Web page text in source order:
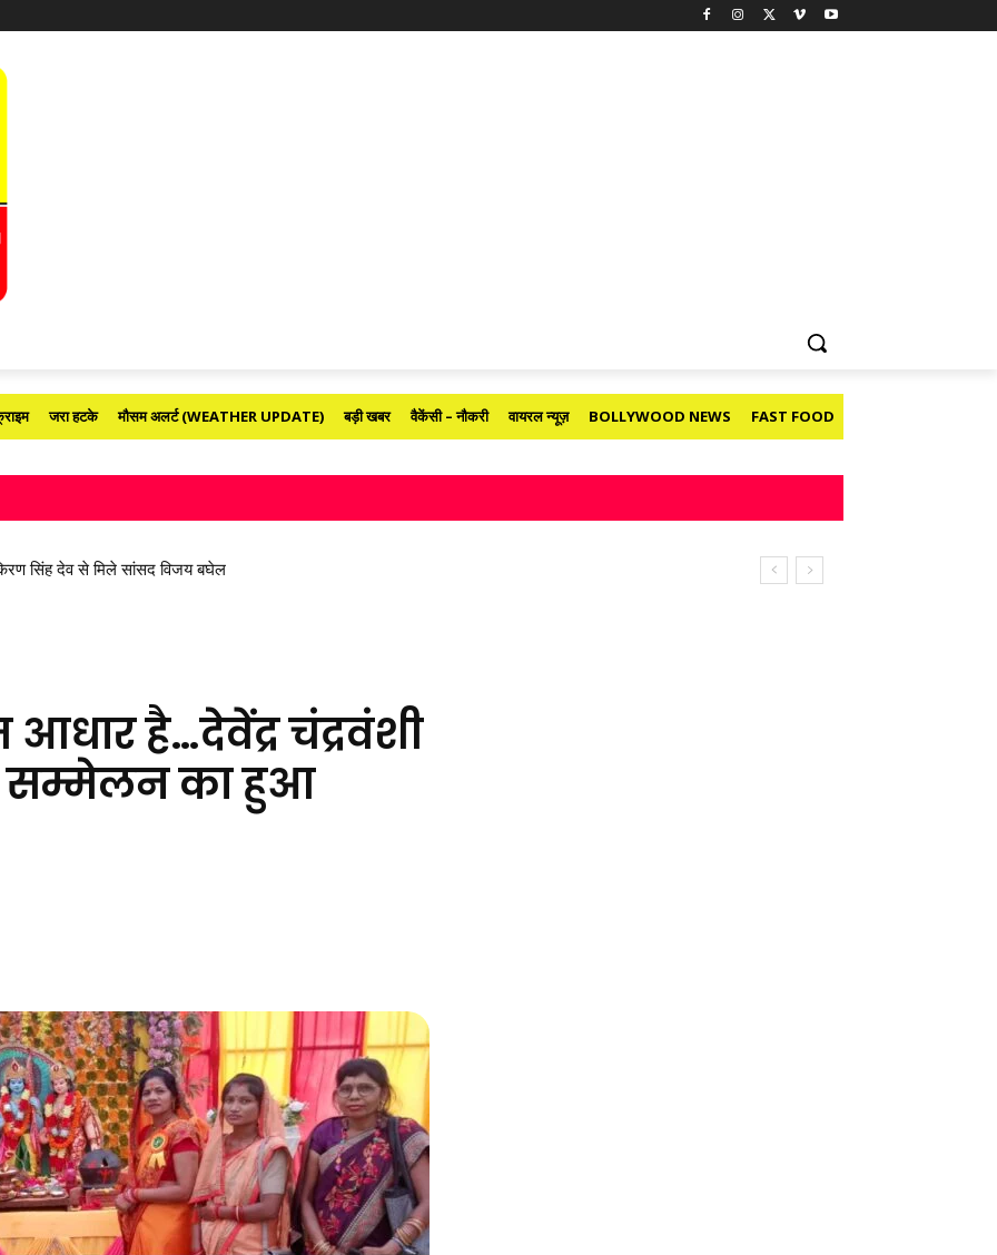
जरा हटके मौसम अलर्ट (WEATHER UPDATE) बड़ी खबर वैकेंसी – नौकरी वायरल न्यूज़ BOLLYWOOD NEWS FAST FOOD
सिंह देव से मिले सांसद विजय बघेल
एपिसोड
है…देवेंद्र चंद्रवंशी
सम्मेलन का हुआ